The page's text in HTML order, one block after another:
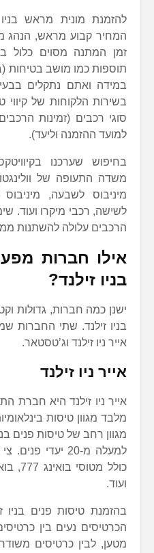
להזמנת מונית מראש
המחיר קבוע מראש, הנהג
זמן המתנה מסוים כלול
תוספות כמו מושב בטיחות
במידה ואתם נתקלים
בשירות הלקוחות של קיווי
סוגי רכבים (זמינות
למועד ההזמנה וליעד).
בחיפוש שערכנו
משדה התעופה של
מיניבוס לשבעה,
לשישה, רכבי מיקרו ועוד.
הרכבים עלולה להשתנות
אילו חברות
בניו זילנד?
ישנן כמה חברות, גדולות
בניו זילנד. שתי החברות
אייר ניו זילנד וג’טסטאר.
אייר ניו זילנד
אייר ניו זילנד היא חברת
מלבד מגוון טיסות
מגוון רחב של טיסות פנים
למעלה מ-20 יעדי
ועוד.
בהזמנת טיסות פנים בניו
הכרטיסים נעים בין
מטען, לבין כרטיסים